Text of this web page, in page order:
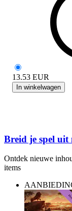
13.53 EUR
In winkelwagen
Breid je spel uit
Ontdek nieuwe
items